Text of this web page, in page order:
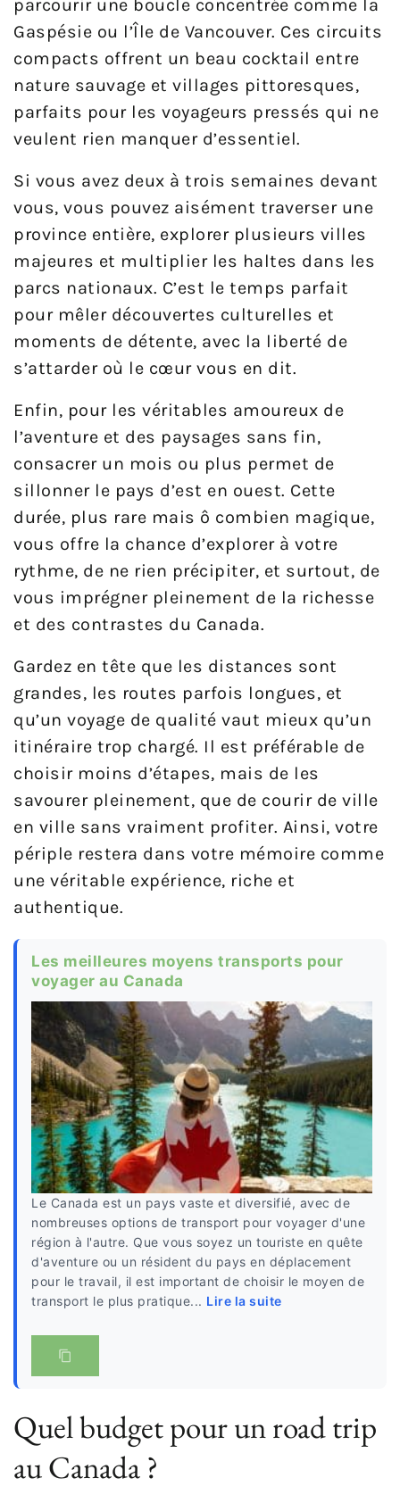
parcourir une boucle concentrée comme la
Gaspésie ou l’Île de Vancouver. Ces circuits
compacts offrent un beau cocktail entre
nature sauvage et villages pittoresques,
parfaits pour les voyageurs pressés qui ne
veulent rien manquer d’essentiel.
Si vous avez deux à trois semaines devant
vous, vous pouvez aisément traverser une
province entière, explorer plusieurs villes
majeures et multiplier les haltes dans les
parcs nationaux. C’est le temps parfait
pour mêler découvertes culturelles et
moments de détente, avec la liberté de
s’attarder où le cœur vous en dit.
Enfin, pour les véritables amoureux de
l’aventure et des paysages sans fin,
consacrer un mois ou plus permet de
sillonner le pays d’est en ouest. Cette
durée, plus rare mais ô combien magique,
vous offre la chance d’explorer à votre
rythme, de ne rien précipiter, et surtout, de
vous imprégner pleinement de la richesse
et des contrastes du Canada.
Gardez en tête que les distances sont
grandes, les routes parfois longues, et
qu’un voyage de qualité vaut mieux qu’un
itinéraire trop chargé. Il est préférable de
choisir moins d’étapes, mais de les
savourer pleinement, que de courir de ville
en ville sans vraiment profiter. Ainsi, votre
périple restera dans votre mémoire comme
une véritable expérience, riche et
authentique.
Les meilleures moyens transports pour
voyager au Canada
Le Canada est un pays vaste et diversifié, avec de
nombreuses options de transport pour voyager d'une
région à l'autre. Que vous soyez un touriste en quête
d'aventure ou un résident du pays en déplacement
pour le travail, il est important de choisir le moyen de
transport le plus pratique... Lire la suite
Quel budget pour un road trip
au Canada ?